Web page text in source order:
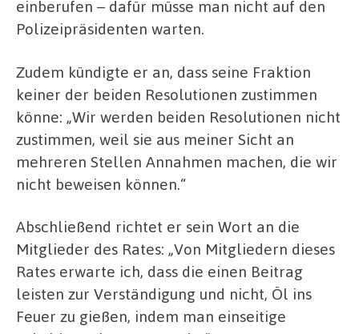
einberufen – dafür müsse man nicht auf den
Polizeipräsidenten warten.
Zudem kündigte er an, dass seine Fraktion
keiner der beiden Resolutionen zustimmen
könne: „Wir werden beiden Resolutionen nicht
zustimmen, weil sie aus meiner Sicht an
mehreren Stellen Annahmen machen, die wir
nicht beweisen können.“
Abschließend richtet er sein Wort an die
Mitglieder des Rates: „Von Mitgliedern dieses
Rates erwarte ich, dass die einen Beitrag
leisten zur Verständigung und nicht, Öl ins
Feuer zu gießen, indem man einseitige